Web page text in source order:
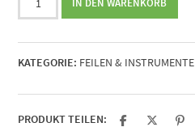
Pusher
IN DEN WARENKORB
KATEGORIE: FEILEN & INSTRUMENTE
PRODUKT TEILEN: